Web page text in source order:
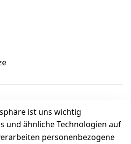
ist uns wichtig
und ähnliche Technologien auf
personenbezogene